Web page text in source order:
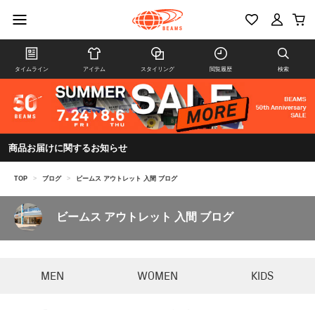
タイムライン アイテム スタイリング 閲覧履歴 検索
商品お届けに関するお知らせ
TOP > ブログ > ビームス アウトレット 入間 ブログ
ビームス アウトレット 入間 ブログ
MEN WOMEN KIDS